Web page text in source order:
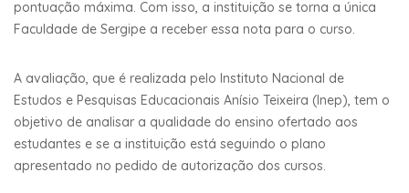
pontuação máxima. Com isso, a instituição se torna a única
Faculdade de Sergipe a receber essa nota para o curso.
A avaliação, que é realizada pelo Instituto Nacional de
Estudos e Pesquisas Educacionais Anísio Teixeira (Inep), tem o
objetivo de analisar a qualidade do ensino ofertado aos
estudantes e se a instituição está seguindo o plano
apresentado no pedido de autorização dos cursos.